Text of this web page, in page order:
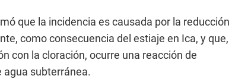
que la incidencia es causada por la reducción
como consecuencia del estiaje en Ica, y que,
con la cloración, ocurre una reacción de
agua subterránea.